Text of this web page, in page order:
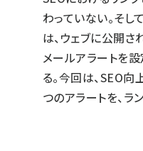
わっていない。そし
は、ウェブに公開
メールアラートを
る。今回は、SEO
つのアラートを、ラ